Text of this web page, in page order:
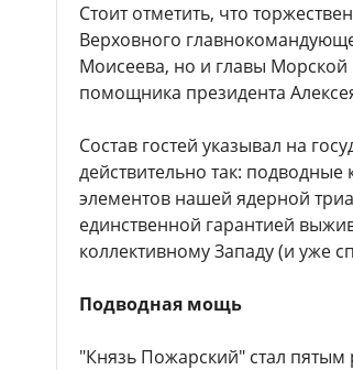
Стоит отметить, что
Верховного
Моисеева, но и главы Морской
помощника президента
Состав гостей указывал на
действительно так:
элементов нашей ядерной
единственной гарантией
коллективному Западу (и уже
Подводная мощь
"Князь Пожарский" стал